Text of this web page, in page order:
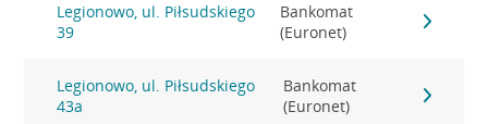
Legionowo, ul. Piłsudskiego
39
Bankomat
(Euronet)
Legionowo, ul. Piłsudskiego
43a
Bankomat
(Euronet)